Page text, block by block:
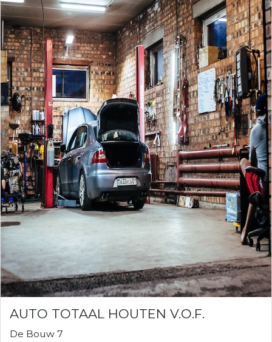
AUTO TOTAAL HOUTEN V.O.F.
De Bouw 7